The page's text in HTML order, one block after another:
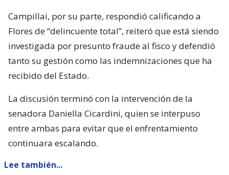
Campillai, por su parte, respondió calificando a
Flores de “delincuente total”, reiteró que está siendo
investigada por presunto fraude al fisco y defendió
tanto su gestión como las indemnizaciones que ha
recibido del Estado.
La discusión terminó con la intervención de la
senadora Daniella Cicardini, quien se interpuso
entre ambas para evitar que el enfrentamiento
continuara escalando.
Lee también...